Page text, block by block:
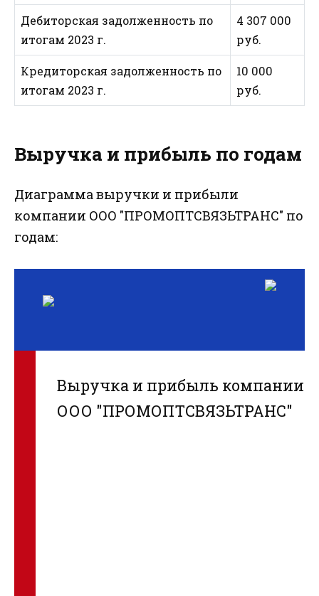
Дебиторская задолженность по
итогам 2023 г.
4 307 000
руб.
Кредиторская задолженность по
итогам 2023 г.
10 000
руб.
Выручка и прибыль по годам
Диаграмма выручки и прибыли
компании ООО "ПРОМОПТСВЯЗЬТРАНС" по
годам:
Выручка и прибыль компании
ООО "ПРОМОПТСВЯЗЬТРАНС"